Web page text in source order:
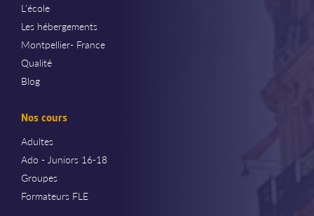
L'école
Les hébergements
Montpellier- France
Qualité
Blog
Nos cours
Adultes
Ado - Juniors 16-18
Groupes
Formateurs FLE